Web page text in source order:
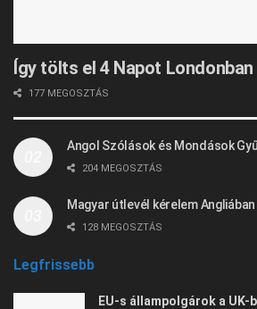
Így tölts el 4 Napot Londonban
177 MEGOSZTÁS
Angol Szólások és Mondások
204 MEGOSZTÁS
Magyar útlevél kérelem Angliában
128 MEGOSZTÁS
Legfrissebb
EU-s állampolgárok a UK-